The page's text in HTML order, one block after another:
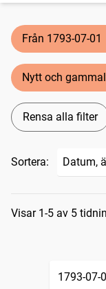
Från 1793-07-01
Nytt och
Rensa alla filter
Sortera:
Visar 1-5 av 5
1793-07-